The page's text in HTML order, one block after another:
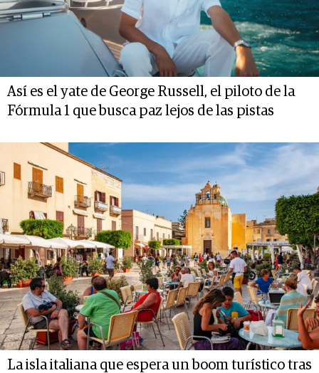
Así es el yate de George Russell, el piloto de la
Fórmula 1 que busca paz lejos de las pistas
La isla italiana que espera un boom turístico tras